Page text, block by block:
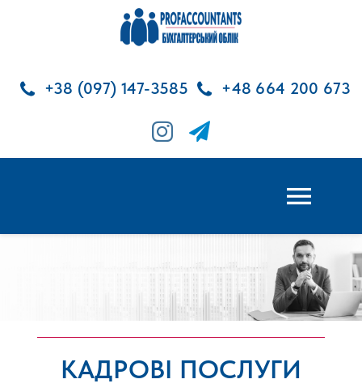
+38 (097) 147-3585 +48 664 200 673
БУХГАЛТЕРСЬКІ ПОСЛУГИ
КАДРОВІ ПОСЛУГИ
КАДРОВІ ПОСЛУГИ